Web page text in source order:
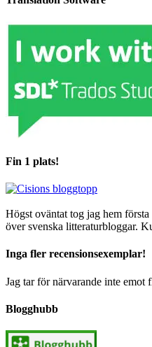
Fin 1 plats!
Högst oväntat tog jag hem
över svenska litteraturbloggar.
Inga fler recensionsexemplar!
Jag tar för närvarande inte emot
Blogghubb